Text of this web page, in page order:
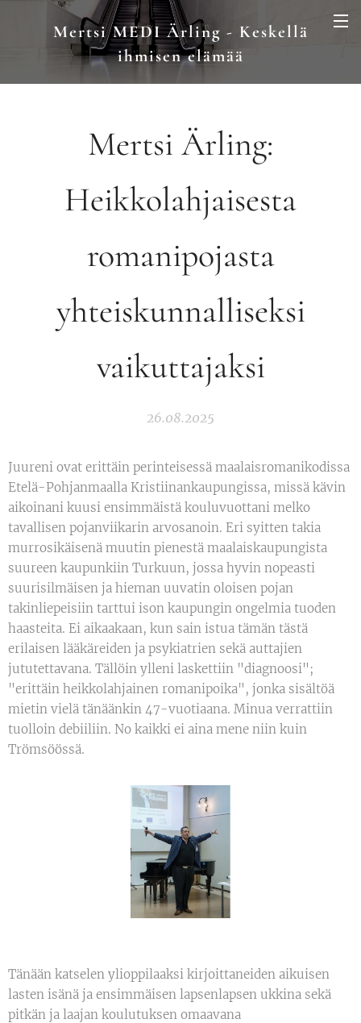
Mertsi MEDI Ärling - Keskellä
ihmisen elämää
Mertsi Ärling:
Heikkolahjaisesta
romanipojasta
yhteiskunnalliseksi
vaikuttajaksi
26.08.2025
Juureni ovat erittäin perinteisessä maalaisromanikodissa
Etelä-Pohjanmaalla Kristiinankaupungissa, missä kävin
aikoinani kuusi ensimmäistä kouluvuottani melko
tavallisen pojanviikarin arvosanoin. Eri syitten takia
murrosikäisenä muutin pienestä maalaiskaupungista
suureen kaupunkiin Turkuun, jossa hyvin nopeasti
suurisilmäisen ja hieman uuvatin oloisen pojan
takinliepeisiin tarttui ison kaupungin ongelmia tuoden
haasteita. Ei aikaakaan, kun sain istua tämän tästä
erilaisen lääkäreiden ja psykiatrien sekä auttajien
jututettavana. Tällöin ylleni laskettiin "diagnoosi";
"erittäin heikkolahjainen romanipoika", jonka sisältöä
mietin vielä tänäänkin 47-vuotiaana. Minua verrattiin
tuolloin debiiliin. No kaikki ei aina mene niin kuin
Trömsöössä.
Tänään katselen ylioppilaaksi kirjoittaneiden aikuisen
lasten isänä ja ensimmäisen lapsenlapsen ukkina sekä
pitkän ja laajan koulutuksen omaavana